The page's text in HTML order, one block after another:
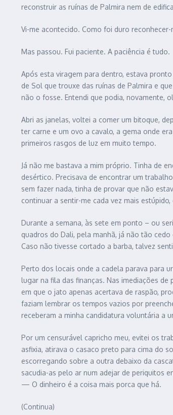
reconstruir as ruínas de Palmira nem de
Vi-me acontecido. Como foi duro
Mas passou. Fui paciente. A paciência é tudo.
Após esta viragem para dentro, estava
de Sol que trouxe das ruínas de Palmira e
não o fosse. Entendi que podia, novamente,
Abri as janelas, voltei a comer um bitoque,
ter carne e um ovo a cavalo, a gema onde
primeiros rasgos de luz em muito tempo.
Já não me bastava a mim próprio. Tinha de
desértico. Precisava de encontrar um
sem fazer nada, tinha de provar que não
continuar a sentir-me cada vez mais
Durante a semana, às sete em ponto – ou
quadros do Dali, pela manhã, já não tão
Caso não tivesse cortado a barba, talvez
Perto dos locais onde a cadela parava para
lugar na fila das finanças. Nas imediações
em que o jato apenas acertava de raspão,
faziam lembrar os tempos vazios por
receberam a minha candidatura voluntária a
Por um censurável capricho meu, evitei os
asfixia, atirava o casaco preto para cima do
escorregando sobre a outra debaixo da
sacudia-as pelo ar num adejar de periquitos
— O dinheiro é a coisa mais porca que há.
(Continua)